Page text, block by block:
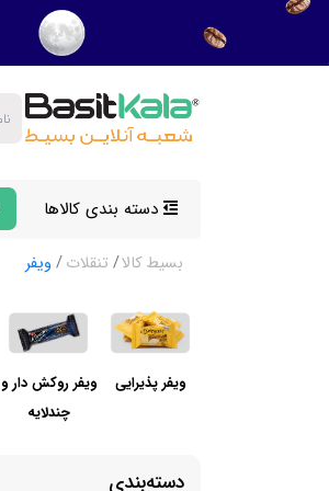
دسته بندی کالاها
بسیط کالا تنقلات ویفر
ویفر پذیرایی
ویفر روکش دار و
چندلایه
دسته‌بندی